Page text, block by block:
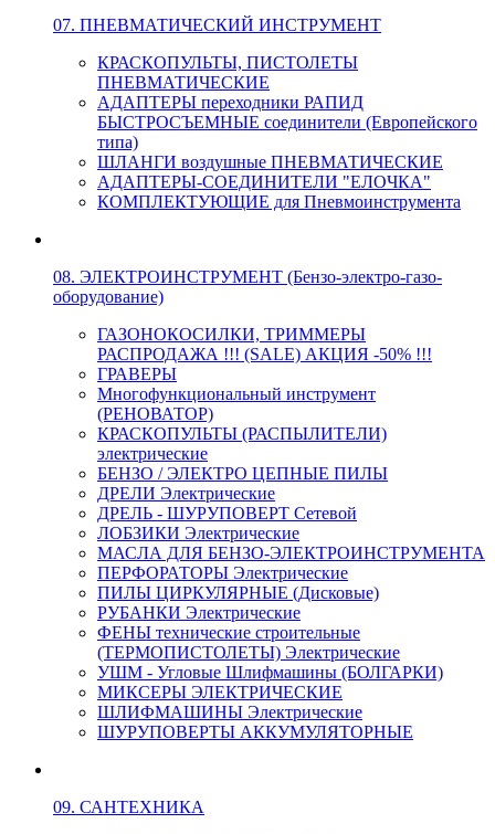
07. ПНЕВМАТИЧЕСКИЙ ИНСТРУМЕНТ
КРАСКОПУЛЬТЫ, ПИСТОЛЕТЫ
ПНЕВМАТИЧЕСКИЕ
АДАПТЕРЫ переходники РАПИД
БЫСТРОСЪЕМНЫЕ соединители (Европейского
типа)
ШЛАНГИ воздушные ПНЕВМАТИЧЕСКИЕ
АДАПТЕРЫ-СОЕДИНИТЕЛИ "ЕЛОЧКА"
КОМПЛЕКТУЮЩИЕ для Пневмоинструмента
08. ЭЛЕКТРОИНСТРУМЕНТ (Бензо-электро-газо-
оборудование)
ГАЗОНОКОСИЛКИ, ТРИММЕРЫ
РАСПРОДАЖА !!! (SALE) АКЦИЯ -50% !!!
ГРАВЕРЫ
Многофункциональный инструмент
(РЕНОВАТОР)
КРАСКОПУЛЬТЫ (РАСПЫЛИТЕЛИ)
электрические
БЕНЗО / ЭЛЕКТРО ЦЕПНЫЕ ПИЛЫ
ДРЕЛИ Электрические
ДРЕЛЬ - ШУРУПОВЕРТ Сетевой
ЛОБЗИКИ Электрические
МАСЛА ДЛЯ БЕНЗО-ЭЛЕКТРОИНСТРУМЕНТА
ПЕРФОРАТОРЫ Электрические
ПИЛЫ ЦИРКУЛЯРНЫЕ (Дисковые)
РУБАНКИ Электрические
ФЕНЫ технические строительные
(ТЕРМОПИСТОЛЕТЫ) Электрические
УШМ - Угловые Шлифмашины (БОЛГАРКИ)
МИКСЕРЫ ЭЛЕКТРИЧЕСКИЕ
ШЛИФМАШИНЫ Электрические
ШУРУПОВЕРТЫ АККУМУЛЯТОРНЫЕ
09. САНТЕХНИКА